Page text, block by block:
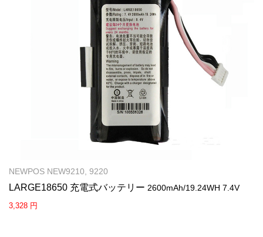
NEWPOS NEW9210, 9220
LARGE18650 充電式バッテリー 2600mAh/19.24WH 7.4V
3,328 円